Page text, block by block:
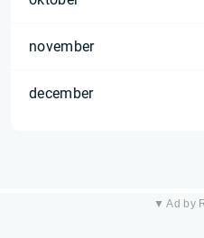
november
december
▼ Ad by